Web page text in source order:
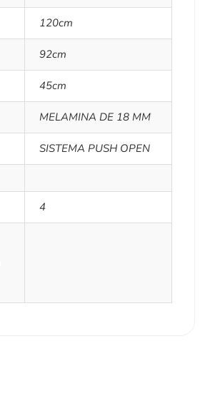
120cm
92cm
45cm
MELAMINA DE 18 MM
SISTEMA PUSH OPEN
4